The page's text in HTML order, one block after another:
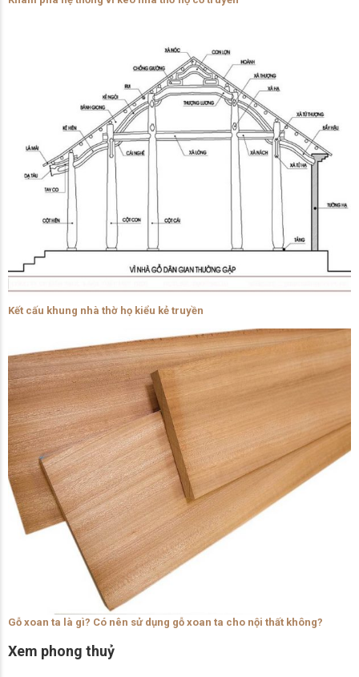
Kết cấu khung nhà thờ họ kiểu kẻ truyền
Gỗ xoan ta là gì? Có nên sử dụng gỗ xoan ta cho nội thất không?
Xem phong thuỷ